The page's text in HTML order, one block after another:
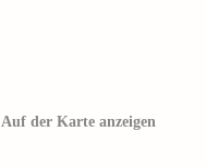
Auf der Karte anzeigen